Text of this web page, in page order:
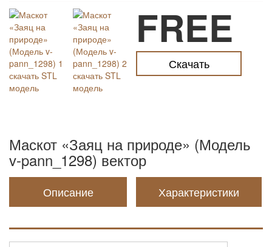
FREE
Скачать
Маскот «Заяц на природе» (Модель
v-pann_1298) вектор
Описание Характеристики